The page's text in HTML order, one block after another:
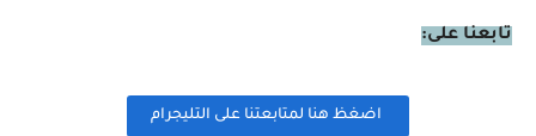
تابعنا على:
اضغظ هنا لمتابعتنا على التليجرام